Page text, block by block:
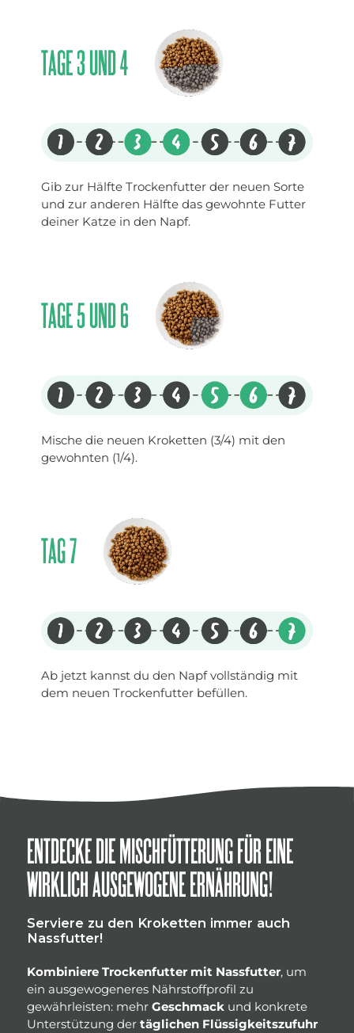
TAGE 3 UND 4
Gib zur Hälfte Trockenfutter der neuen Sorte
und zur anderen Hälfte das gewohnte Futter
deiner Katze in den Napf.
TAGE 5 UND 6
Mische die neuen Kroketten (3/4) mit den
gewohnten (1/4).
TAG 7
Ab jetzt kannst du den Napf vollständig mit
dem neuen Trockenfutter befüllen.
ENTDECKE DIE MISCHFÜTTERUNG FÜR EINE
WIRKLICH AUSGEWOGENE ERNÄHRUNG!
Serviere zu den Kroketten immer auch
Nassfutter!
Kombiniere Trockenfutter mit Nassfutter, um
ein ausgewogeneres Nährstoffprofil zu
gewährleisten: mehr Geschmackund konkrete
Unterstützung der täglichen Flüssigkeitszufuhr